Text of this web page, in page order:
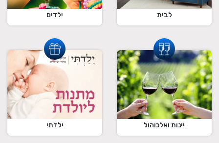
לבית ילדים
יינות ואלכוהול ילדתי